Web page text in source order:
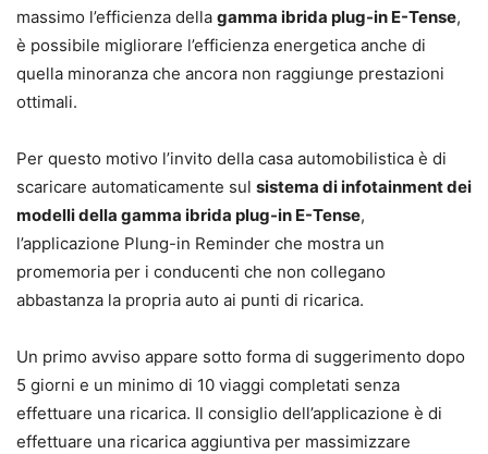
massimo l’efficienza della gamma ibrida plug-in E-Tense,
è possibile migliorare l’efficienza energetica anche di
quella minoranza che ancora non raggiunge prestazioni
ottimali.
Per questo motivo l’invito della casa automobilistica è di
scaricare automaticamente sul sistema di infotainment dei
modelli della gamma ibrida plug-in E-Tense,
l’applicazione Plung-in Reminder che mostra un
promemoria per i conducenti che non collegano
abbastanza la propria auto ai punti di ricarica.
Un primo avviso appare sotto forma di suggerimento dopo
5 giorni e un minimo di 10 viaggi completati senza
effettuare una ricarica. Il consiglio dell’applicazione è di
effettuare una ricarica aggiuntiva per massimizzare